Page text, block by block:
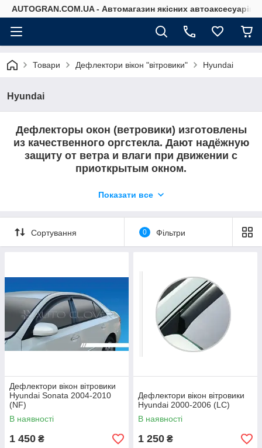
AUTOGRAN.COM.UA - Автомагазин якісних автоаксесуарів
Товари Дефлектори вікон "вітровики" Hyundai
Hyundai
Дефлекторы окон (ветровики) изготовлены
из качественного оргстекла. Дают надёжную
защиту от ветра и влаги при движении с
приоткрытым окном.
В этом разделе Вы можете найти
Показати все
Сортування 0 Фільтри
Дефлектори вікон вітровики
Hyundai Sonata 2004-2010
(NF)
В наявності
1 450 ₴
Дефлектори вікон вітровики
Hyundai 2000-2006 (LC)
В наявності
1 250 ₴